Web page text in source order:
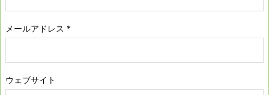
メールアドレス *
ウェブサイト